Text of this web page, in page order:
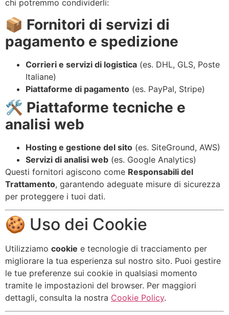
chi potremmo condividerli:
📦 Fornitori di servizi di
pagamento e spedizione
Corrieri e servizi di logistica (es. DHL, GLS, Poste
Italiane)
Piattaforme di pagamento (es. PayPal, Stripe)
🛠️ Piattaforme tecniche e
analisi web
Hosting e gestione del sito (es. SiteGround, AWS)
Servizi di analisi web (es. Google Analytics)
Questi fornitori agiscono come Responsabili del
Trattamento, garantendo adeguate misure di sicurezza
per proteggere i tuoi dati.
🍪 Uso dei Cookie
Utilizziamo cookie e tecnologie di tracciamento per
migliorare la tua esperienza sul nostro sito. Puoi gestire
le tue preferenze sui cookie in qualsiasi momento
tramite le impostazioni del browser. Per maggiori
dettagli, consulta la nostra Cookie Policy.